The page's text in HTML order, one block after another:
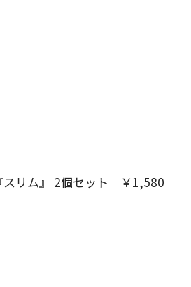
スリム』 2個セット ￥1,580